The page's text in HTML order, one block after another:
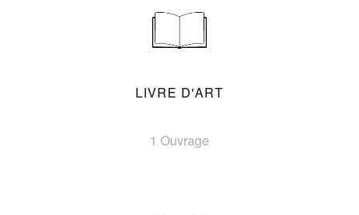
LIVRE D'ART
1 Ouvrage